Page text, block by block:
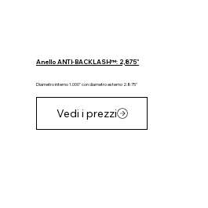
Anello ANTI-BACKLASH™: 2,875"
Diametro interno 1.000" con diametro esterno 2.875"
Vedi i prezzi